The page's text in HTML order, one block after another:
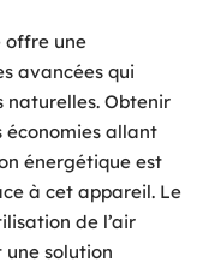
offre une
avancées qui
naturelles. Obtenir
économies allant
énergétique est
à cet appareil. Le
de l’air
solution